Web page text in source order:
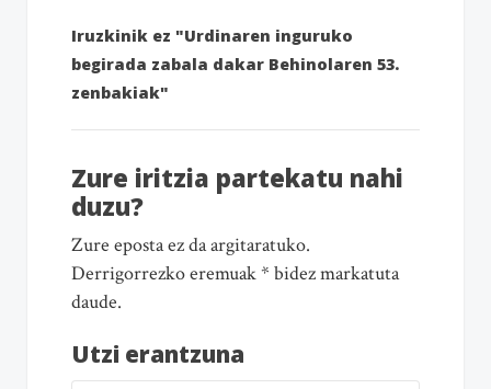
Iruzkinik ez "Urdinaren inguruko
begirada zabala dakar Behinolaren 53.
zenbakiak"
Zure iritzia partekatu nahi
duzu?
Zure eposta ez da argitaratuko.
Derrigorrezko eremuak * bidez markatuta
daude.
Utzi erantzuna